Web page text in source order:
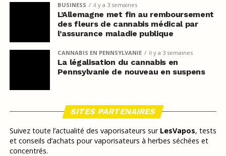
BUSINESS il y a 3 semaines
L’Allemagne met fin au remboursement
des fleurs de cannabis médical par
l’assurance maladie publique
CANNABIS EN PENNSYLVANIE il y a 3 semaines
La légalisation du cannabis en
Pennsylvanie de nouveau en suspens
SITES PARTENAIRES
Suivez toute l’actualité des vaporisateurs sur LesVapos, tests
et conseils d’achats pour vaporisateurs à herbes séchées et
concentrés.